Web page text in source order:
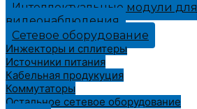
Интеллектуальные модули для
видеонаблюдения
Сетевое оборудование
Инжекторы и сплитеры
Источники питания
Кабельная продукуция
Коммутаторы
Остальное сетевое оборудование